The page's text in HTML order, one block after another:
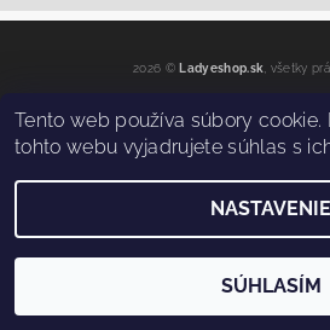
2026 © Ladyeshop.sk , všetky
Vytvoril
Tento web používa súbory
tohto webu vyjadrujete súhlas s
NASTAVENIE
SÚHLASÍM